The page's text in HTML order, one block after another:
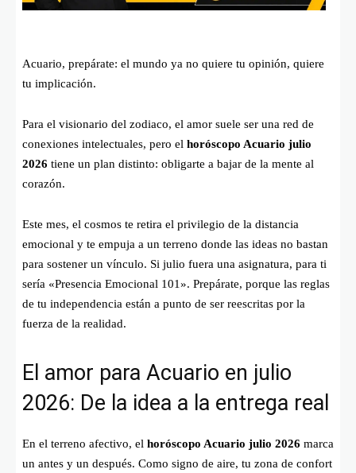
Acuario, prepárate: el mundo ya no quiere tu opinión, quiere
tu implicación.
Para el visionario del zodiaco, el amor suele ser una red de
conexiones intelectuales, pero el horóscopo Acuario julio
2026 tiene un plan distinto: obligarte a bajar de la mente al
corazón.
Este mes, el cosmos te retira el privilegio de la distancia
emocional y te empuja a un terreno donde las ideas no bastan
para sostener un vínculo. Si julio fuera una asignatura, para ti
sería «Presencia Emocional 101». Prepárate, porque las reglas
de tu independencia están a punto de ser reescritas por la
fuerza de la realidad.
El amor para Acuario en julio
2026: De la idea a la entrega real
En el terreno afectivo, el horóscopo Acuario julio 2026 marca
un antes y un después. Como signo de aire, tu zona de confort